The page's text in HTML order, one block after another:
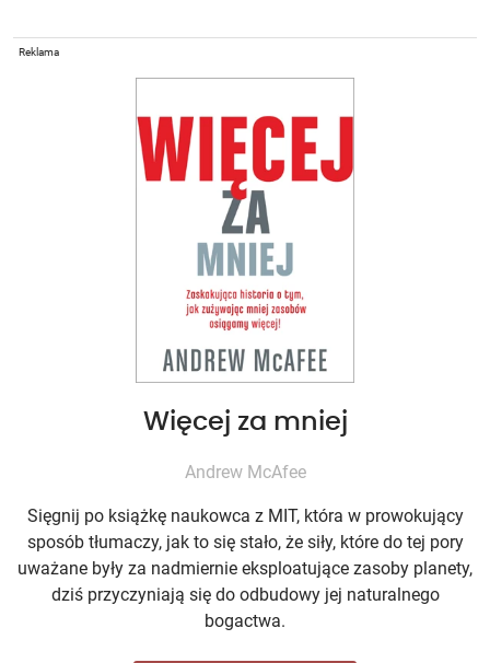
Reklama
Więcej za mniej
Andrew McAfee
Sięgnij po książkę naukowca z MIT, która w prowokujący
sposób tłumaczy, jak to się stało, że siły, które do tej pory
uważane były za nadmiernie eksploatujące zasoby planety,
dziś przyczyniają się do odbudowy jej naturalnego
bogactwa.